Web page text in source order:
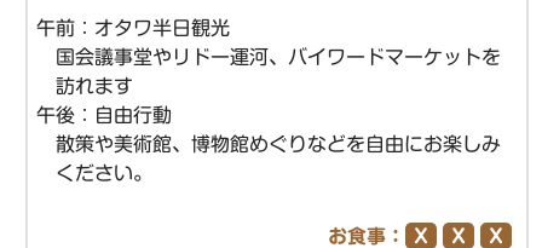
午前：オタワ半日観光
国会議事堂やリドー運河、バイワードマーケットを
訪れます
午後：自由行動
散策や美術館、博物館めぐりなどを自由にお楽しみ
ください。
お食事： Ｘ Ｘ Ｘ